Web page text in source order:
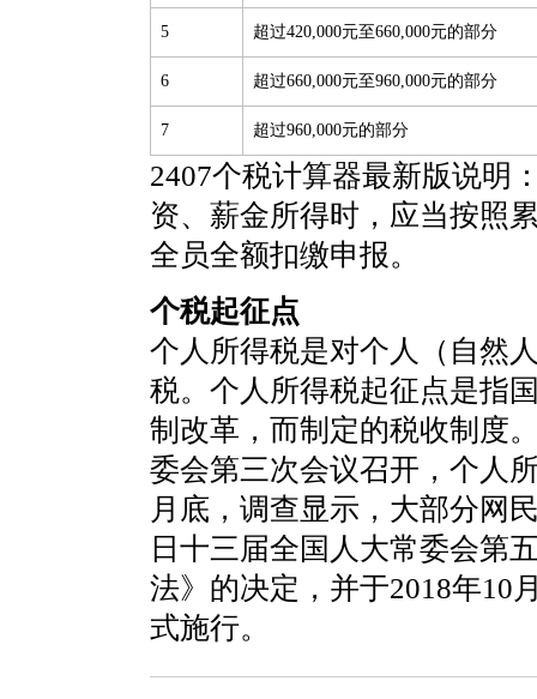
5 超过420,000元至660,000元的部分
6 超过660,000元至960,000元的部分
7 超过960,000元的部分
2407个税计算器最新版说明
资、薪金所得时，应当按照
全员全额扣缴申报。
个税起征点
个人所得税是对个人（自然
税。个人所得税起征点是指
制改革，而制定的税收制度
委会第三次会议召开，个人
月底，调查显示，大部分网
日十三届全国人大常委会第
法》的决定，并于2018年10
式施行。